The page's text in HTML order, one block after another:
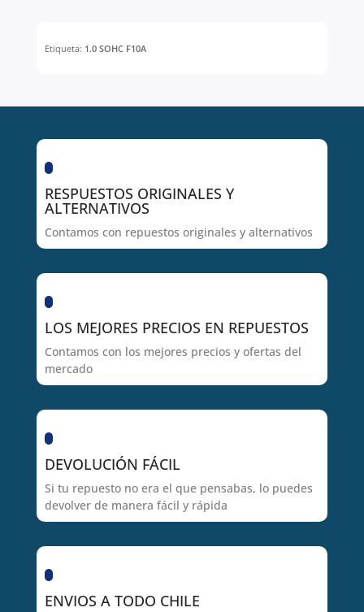
Etiqueta: 1.0 SOHC F10A
RESPUESTOS ORIGINALES Y
ALTERNATIVOS
Contamos con repuestos originales y alternativos
LOS MEJORES PRECIOS EN REPUESTOS
Contamos con los mejores precios y ofertas del
mercado
DEVOLUCIÓN FÁCIL
Si tu repuesto no era el que pensabas, lo puedes
devolver de manera fácil y rápida
ENVIOS A TODO CHILE